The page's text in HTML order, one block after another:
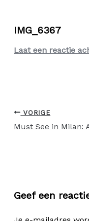
IMG_6367
Laat een reactie
VORIGE
Must See in Milan:
Geef een